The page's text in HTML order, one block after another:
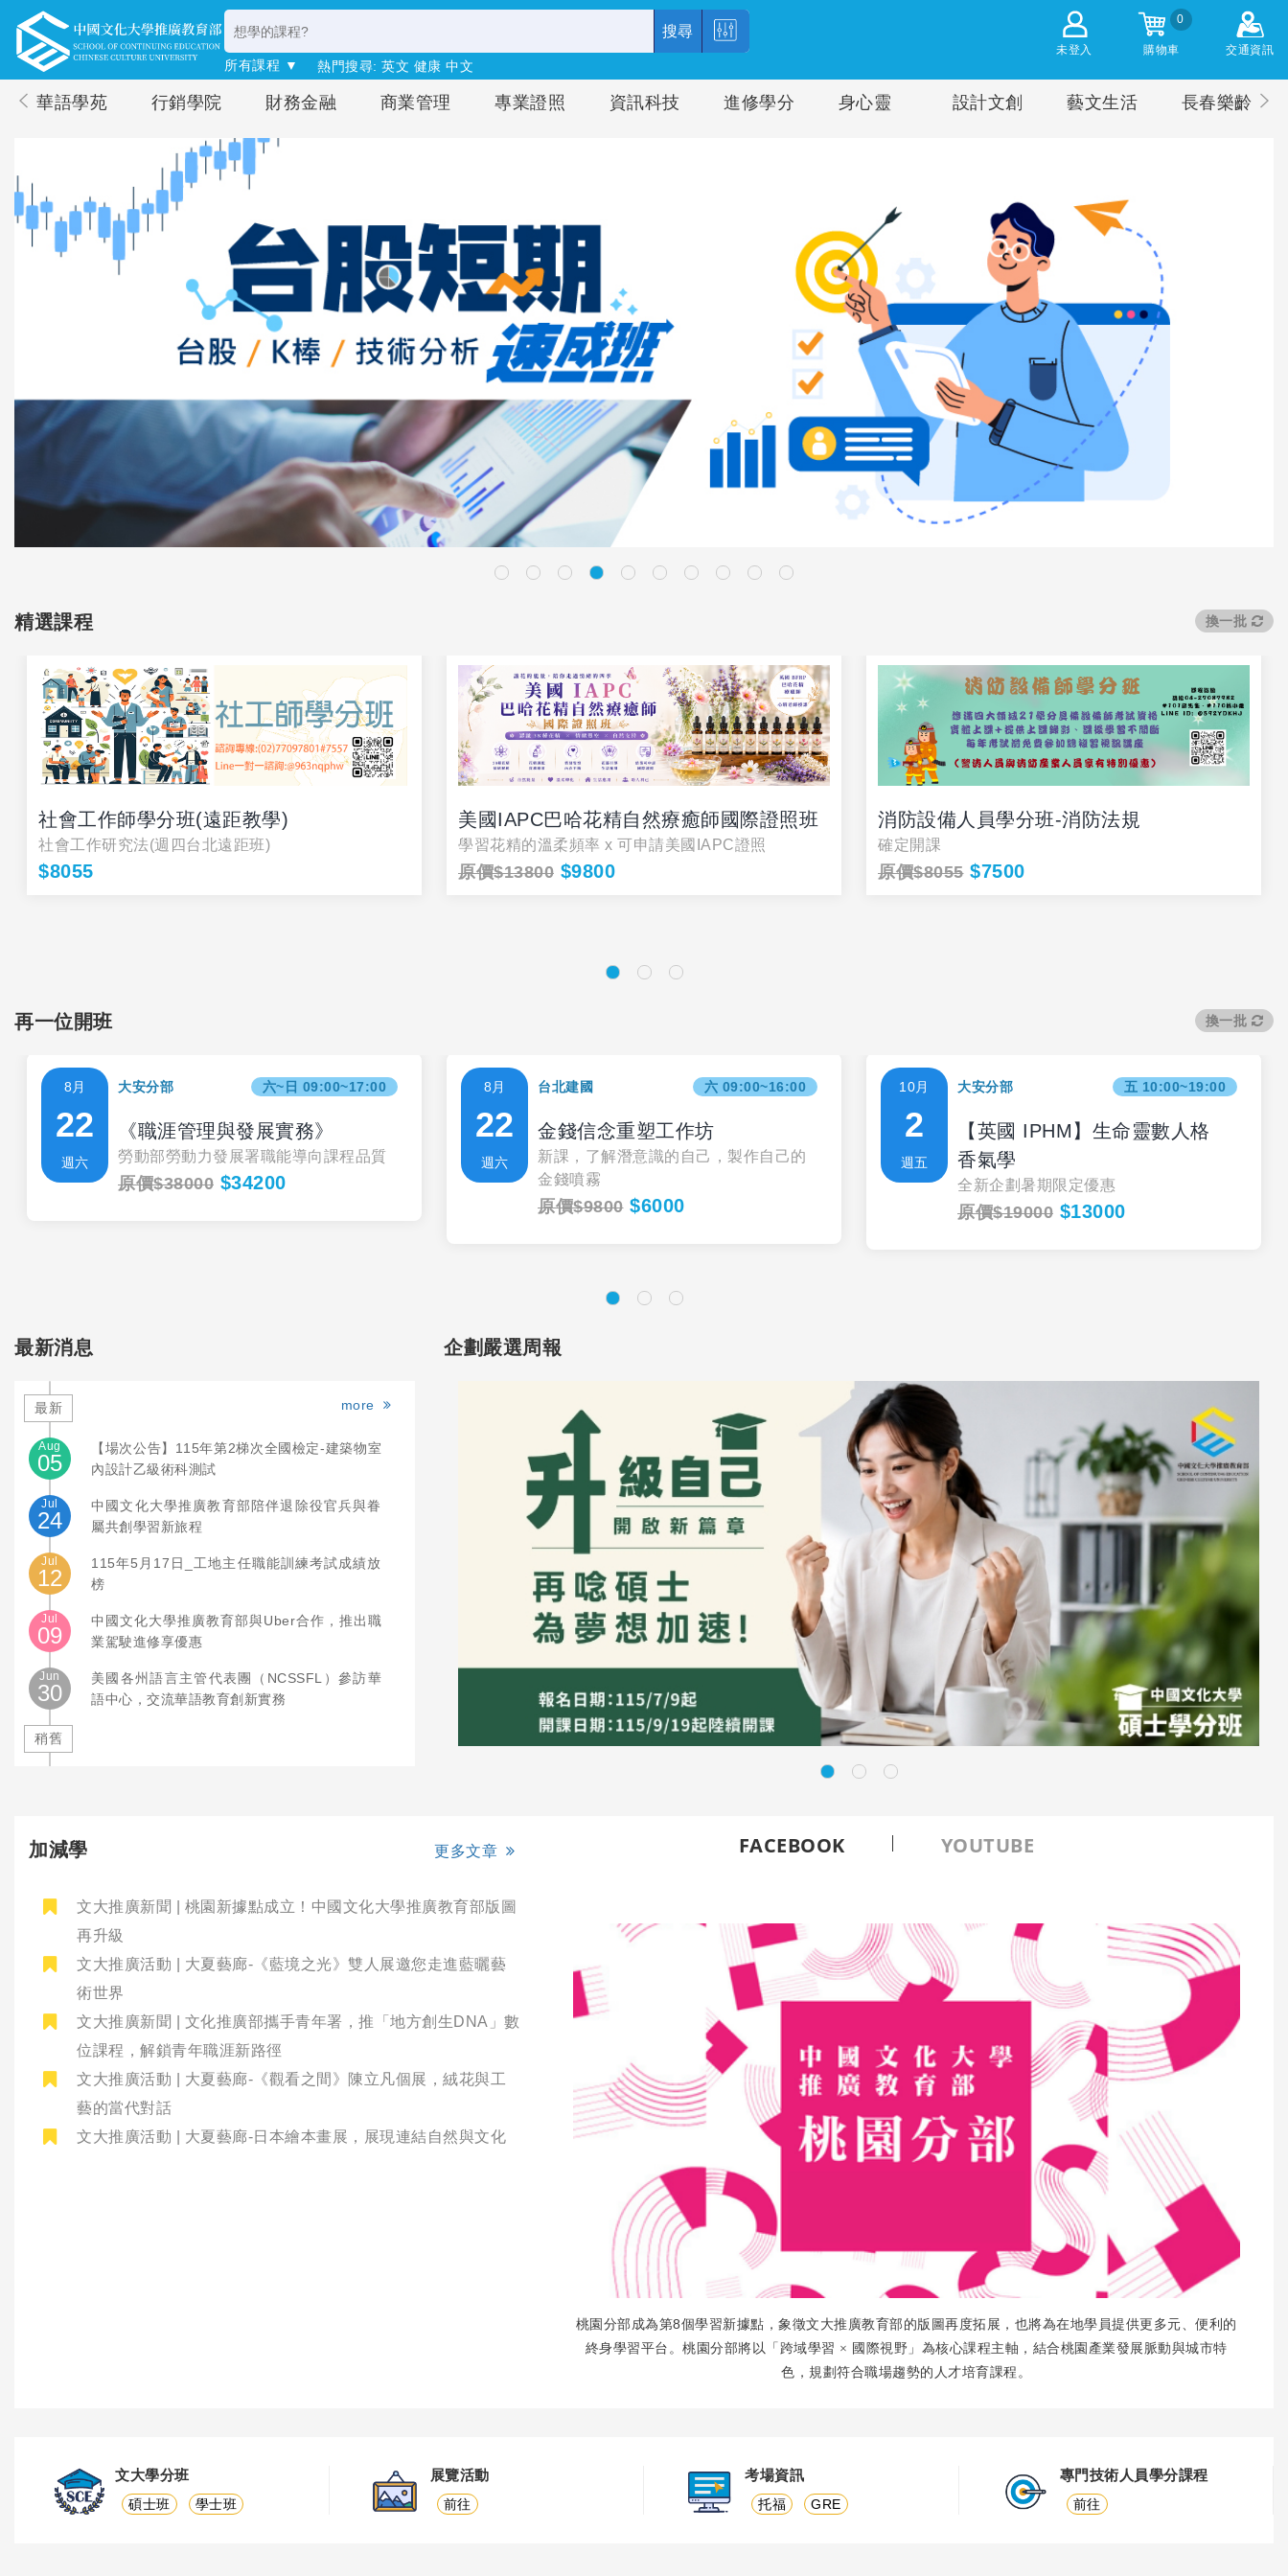
未登入
0
購物車 交通資訊
搜尋
所有課程 ▼ 熱門搜尋: 英文 健康 中文
華語學苑 行銷學院 財務金融 商業管理 專業證照 資訊科技 進修學分 身心靈 設計文創 藝文生活 長春樂齡
精選課程 換一批
社會工作師學分班(遠距教學)
社會工作研究法(週四台北遠距班)
$8055
美國IAPC巴哈花精自然療癒師國際證照班
學習花精的溫柔頻率 x 可申請美國IAPC證照
原價$13800 $9800
消防設備人員學分班-消防法規
確定開課
原價$8055$7500
再一位開班 換一批
8月
22
週六
大安分部 六~日 09:00~17:00
《職涯管理與發展實務》
勞動部勞動力發展署職能導向課程品質
原價$38000 $34200
8月
22
週六
台北建國 六 09:00~16:00
金錢信念重塑工作坊
新課，了解潛意識的自己，製作自己的
金錢噴霧
原價$9800$6000
10月
2
週五
大安分部 五 10:00~19:00
【英國 IPHM】生命靈數人格
香氣學
全新企劃暑期限定優惠
原價$19000 $13000
最新消息
more
最新
Aug
05
【場次公告】115年第2梯次全國檢定-建築物室
內設計乙級術科測試
Jul
24
中國文化大學推廣教育部陪伴退除役官兵與眷
屬共創學習新旅程
Jul
12
115年5月17日_工地主任職能訓練考試成績放
榜
Jul
09
中國文化大學推廣教育部與Uber合作，推出職
業駕駛進修享優惠
Jun
30
美國各州語言主管代表團（NCSSFL）參訪華
語中心，交流華語教育創新實務
稍舊
企劃嚴選周報
加減學 更多文章
文大推廣新聞 | 桃園新據點成立！中國文化大學推廣教育部版圖
再升級
文大推廣活動 | 大夏藝廊-《藍境之光》雙人展邀您走進藍曬藝
術世界
文大推廣新聞 | 文化推廣部攜手青年署，推「地方創生DNA」數
位課程，解鎖青年職涯新路徑
文大推廣活動 | 大夏藝廊-《觀看之間》陳立凡個展，絨花與工
藝的當代對話
文大推廣活動 | 大夏藝廊-日本繪本畫展，展現連結自然與文化
FACEBOOK YOUTUBE
桃園分部成為第8個學習新據點，象徵文大推廣教育部的版圖再度拓展，也將為在地學員提供更多元、便利的
終身學習平台。桃園分部將以「跨域學習 × 國際視野」為核心課程主軸，結合桃園產業發展脈動與城市特
色，規劃符合職場趨勢的人才培育課程。
文大學分班
碩士班 學士班
展覽活動
前往
考場資訊
托福 GRE
專門技術人員學分課程
前往